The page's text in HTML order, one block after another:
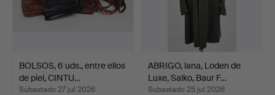
BOLSOS, 6 uds., entre ellos
de piel, CINTU…
Subastado 27 jul 2026
ABRIGO, lana, Loden de
Luxe, Salko, Baur F…
Subastado 25 jul 2026